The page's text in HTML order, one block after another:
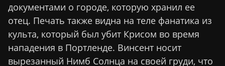
документами о городе, которую хранил ее
отец. Печать также видна на теле фанатика из
культа, который был убит Крисом во время
нападения в Портленде. Винсент носит
вырезанный Нимб Солнца на своей груди, что